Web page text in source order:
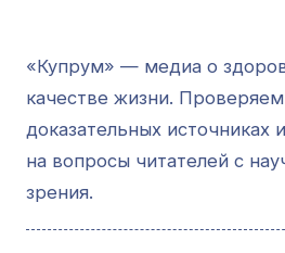
«Купрум» — медиа о
качестве жизни.
доказательных источниках
на вопросы читателей с
зрения.